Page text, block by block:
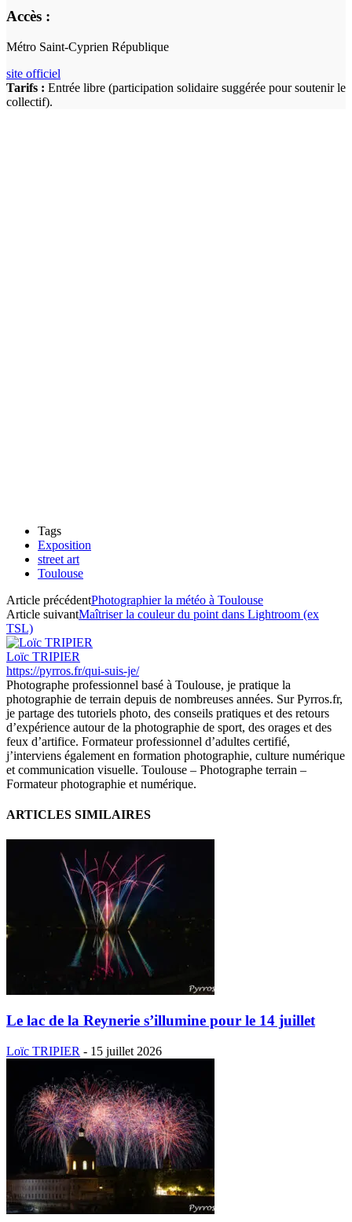
Accès :
Métro Saint-Cyprien République
site officiel
Tarifs : Entrée libre (participation solidaire suggérée pour soutenir le
collectif).
Tags
Exposition
street art
Toulouse
Article précédentPhotographier la météo à Toulouse
Article suivantMaîtriser la couleur du point dans Lightroom (ex
TSL)
Loïc TRIPIER
https://pyrros.fr/qui-suis-je/
Photographe professionnel basé à Toulouse, je pratique la
photographie de terrain depuis de nombreuses années. Sur Pyrros.fr,
je partage des tutoriels photo, des conseils pratiques et des retours
d’expérience autour de la photographie de sport, des orages et des
feux d’artifice. Formateur professionnel d’adultes certifié,
j’interviens également en formation photographie, culture numérique
et communication visuelle. Toulouse – Photographe terrain –
Formateur photographie et numérique.
ARTICLES SIMILAIRES
Le lac de la Reynerie s’illumine pour le 14 juillet
Loïc TRIPIER - 15 juillet 2026